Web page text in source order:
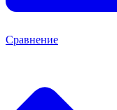
Сравнение